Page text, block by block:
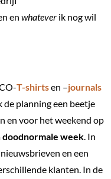
en whatever ik nog wil
T-shirtsen –journals
de planning een beetje
en voor het weekend op
doodnormale week . In
en een
klanten. In de